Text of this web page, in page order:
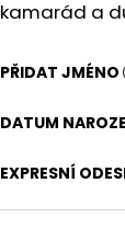
kamarád a
PŘIDAT JMÉNO
DATUM
EXPRESNÍ